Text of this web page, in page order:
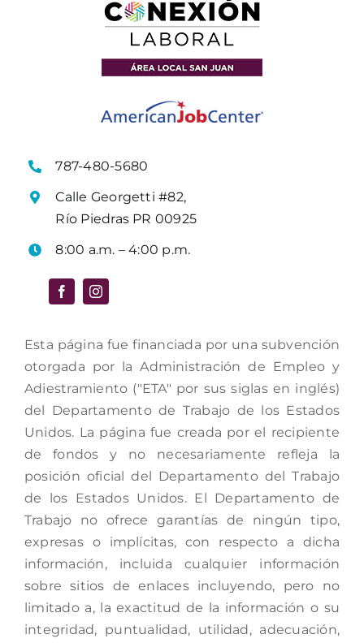
787-480-5680
Calle Georgetti #82,
Río Piedras PR 00925
8:00 a.m. – 4:00 p.m.
Esta página fue financiada por una subvención
otorgada por la Administración de Empleo y
Adiestramiento ("ETA" por sus siglas en inglés)
del Departamento de Trabajo de los Estados
Unidos. La página fue creada por el recipiente
de fondos y no necesariamente refleja la
posición oficial del Departamento del Trabajo
de los Estados Unidos. El Departamento de
Trabajo no ofrece garantías de ningún tipo,
expresas o implícitas, con respecto a dicha
información, incluida cualquier información
sobre sitios de enlaces incluyendo, pero no
limitado a, la exactitud de la información o su
integridad, puntualidad, utilidad, adecuación,